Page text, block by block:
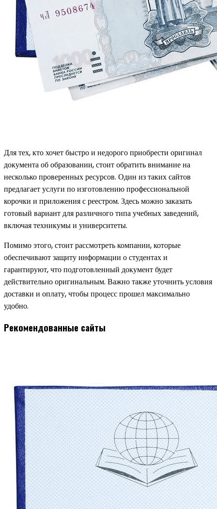
Для тех, кто хочет быстро и недорого приобрести оригинал
документа об образовании, стоит обратить внимание на
несколько проверенных ресурсов. Один из таких сайтов
предлагает услуги по изготовлению профессиональной
корочки и приложения с реестром. Здесь можно заказать
готовый вариант для различного типа учебных заведений,
включая техникумы и университеты.
Помимо этого, стоит рассмотреть компании, которые
обеспечивают защиту информации о студентах и
гарантируют, что подготовленный документ будет
действительно оригинальным. Важно также уточнить условия
доставки и оплату, чтобы процесс прошел максимально
удобно.
Рекомендованные сайты